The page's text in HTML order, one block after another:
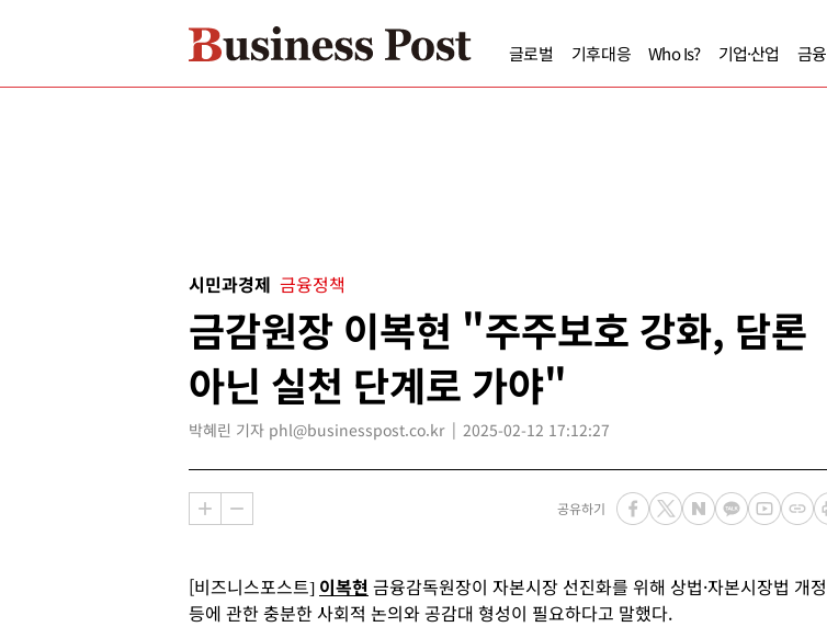
글로벌 기후대응 Who Is? 기업·산업 금융
시민과경제 금융정책
금감원장 이복현 "주주보호 강화, 담론
아닌 실천 단계로 가야"
박혜린 기자 phl@businesspost.co.kr 2025-02-12 17:12:27
공유하기
[비즈니스포스트] 이복현 금융감독원장이 자본시장 선진화를 위해 상법·자본시장법 개정
등에 관한 충분한 사회적 논의와 공감대 형성이 필요하다고 말했다.